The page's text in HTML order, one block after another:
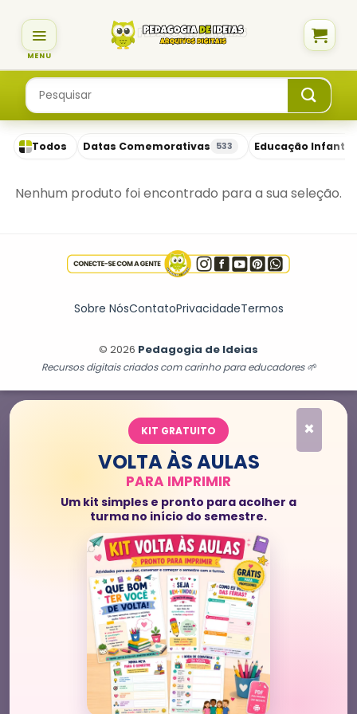
content
Pesquisar
por:
Todos Datas Comemorativas 533 Educação Infantil
Nenhum produto foi encontrado para a sua seleção.
Sobre NósContatoPrivacidadeTermos
© 2026 Pedagogia de Ideias
Recursos digitais criados com carinho para educadores 🌱
×
KIT GRATUITO
VOLTA ÀS AULAS
PARA IMPRIMIR
Um kit simples e pronto para acolher a
turma no início do semestre.